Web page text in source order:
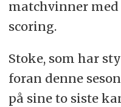
matchvinner
scoring.
Stoke, som har
foran denne
på sine to siste